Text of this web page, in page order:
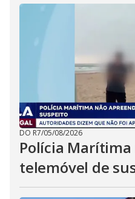
DO R7/05/08/2026
Polícia
telemóvel de